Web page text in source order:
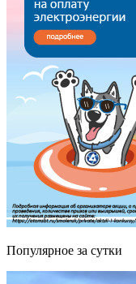
Популярное за сутки